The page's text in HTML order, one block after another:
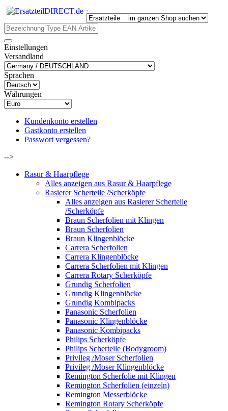
.
Einstellungen
Versandland
Sprachen
Währungen
Kundenkonto erstellen
Gastkonto erstellen
Passwort vergessen?
-->
Rasur & Haarpflege
Alles anzeigen aus Rasur & Haarpflege
Rasierer Scherteile /Scherköpfe
Alles anzeigen aus Rasierer Scherteile
/Scherköpfe
Braun Scherfolien mit Klingen
Braun Scherfolien
Braun Klingenblöcke
Carrera Scherfolien
Carrera Klingenblöcke
Carrera Scherfolien mit Klingen
Carrera Rotary Scherköpfe
Grundig Scherfolien
Grundig Klingenblöcke
Grundig Kombipacks
Panasonic Scherfolien
Panasonic Klingenblöcke
Panasonic Kombipacks
Philips Scherköpfe
Philips Scherteile (Bodygroom)
Privileg /Moser Scherfolien
Privileg /Moser Klingenblöcke
Remington Scherfolie mit Klingen
Remington Scherfolien (einzeln)
Remington Messerblöcke
Remington Rotary Scherköpfe